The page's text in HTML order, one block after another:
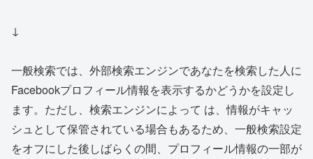
↓
一般検索では、外部検索エンジンであなたを検索した人に
Facebookプロフィール情報を表示するかどうかを設定し
ます。ただし、検索エンジンによって は、情報がキャッ
シュとして保管されている場合もあるため、一般検索設定
をオフにした後しばらくの間、プロフィール情報の一部が